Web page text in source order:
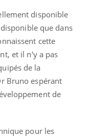
disponible
que dans
cette
et il n'y a pas
de la
Bruno espérant
de
pour les